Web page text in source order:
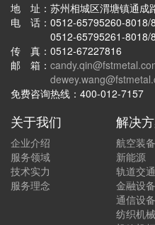
地 址：苏州相城区渭塘镇通成
电 话：0512-65795260-8018/
0512-65795261-8018/
传 真：0512-67227816
邮 箱：
免费咨询热线：400-012-7157
关于我们
企业介绍
服务领域
技术实力
服务理念
解决
航空装备
新能源
轨道交通
金融设备
通信设备
纺织机械